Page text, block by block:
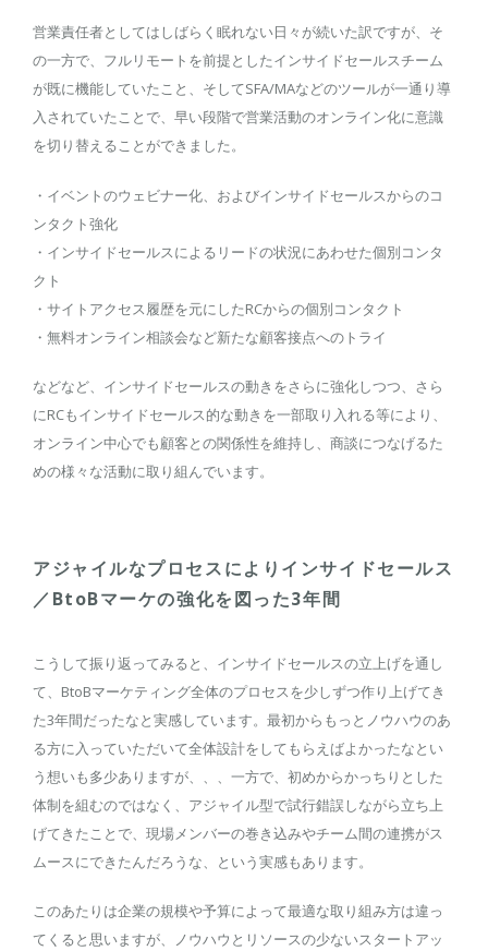
営業責任者としてはしばらく眠れない日々が続いた訳ですが、そ
の一方で、フルリモートを前提としたインサイドセールスチーム
が既に機能していたこと、そしてSFA/MAなどのツールが一通り導
入されていたことで、早い段階で営業活動のオンライン化に意識
を切り替えることができました。
・イベントのウェビナー化、およびインサイドセールスからのコ
ンタクト強化
・インサイドセールスによるリードの状況にあわせた個別コンタ
クト
・サイトアクセス履歴を元にしたRCからの個別コンタクト
・無料オンライン相談会など新たな顧客接点へのトライ
などなど、インサイドセールスの動きをさらに強化しつつ、さら
にRCもインサイドセールス的な動きを一部取り入れる等により、
オンライン中心でも顧客との関係性を維持し、商談につなげるた
めの様々な活動に取り組んでいます。
アジャイルなプロセスによりインサイドセールス
／BtoBマーケの強化を図った3年間
こうして振り返ってみると、インサイドセールスの立上げを通し
て、BtoBマーケティング全体のプロセスを少しずつ作り上げてき
た3年間だったなと実感しています。最初からもっとノウハウのあ
る方に入っていただいて全体設計をしてもらえばよかったなとい
う想いも多少ありますが、、、一方で、初めからかっちりとした
体制を組むのではなく、アジャイル型で試行錯誤しながら立ち上
げてきたことで、現場メンバーの巻き込みやチーム間の連携がス
ムースにできたんだろうな、という実感もあります。
このあたりは企業の規模や予算によって最適な取り組み方は違っ
てくると思いますが、ノウハウとリソースの少ないスタートアッ